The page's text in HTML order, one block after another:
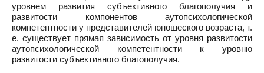
уровнем развития субъективного благополучия и
развитости компонентов аутопсихологической
компетентности у представителей юношеского возраста, т.
е. существует прямая зависимость от уровня развитости
аутопсихологической компетентности к уровню
развитости субъективного благополучия.